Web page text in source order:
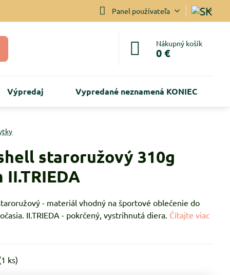
Panel používateľa
Nákupný košík
0 €
Výpredaj Vypredané neznamená KONIEC
staroružový 310g
II.TRIEDA
- materiál vhodný na športové oblečenie do
II.TRIEDA - pokrčený, vystrihnutá diera. Čítajte viac
1 ks)